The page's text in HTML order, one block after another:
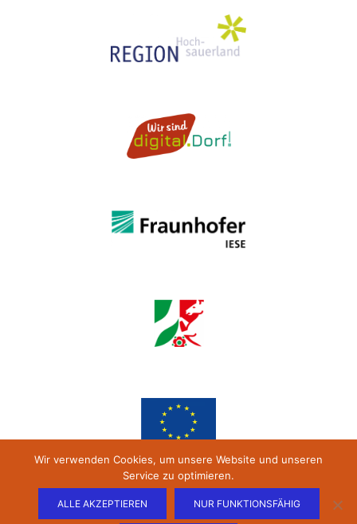
Wir verwenden Cookies, um unsere Website und unseren
Service zu optimieren.
ALLE AKZEPTIEREN NUR FUNKTIONSFÄHIG